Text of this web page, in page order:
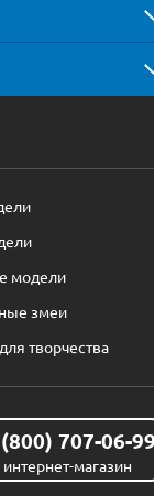
модели
змеи
творчества
707-06-
интернет-магазин